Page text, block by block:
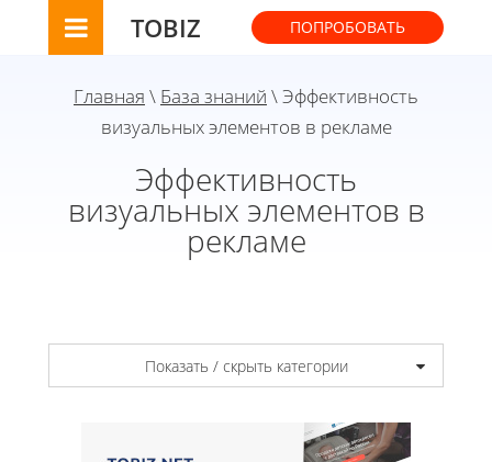
TOBIZ ПОПРОБОВАТЬ
Главная \ База знаний \ Эффективность
визуальных элементов в рекламе
Эффективность
визуальных элементов в
рекламе
Показать / скрыть категории